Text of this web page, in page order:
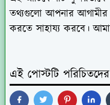
তথ্যগুলো আপনার
করতে সাহায্য করবে।
এই পোস্টটি